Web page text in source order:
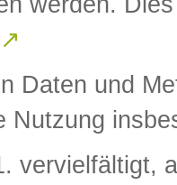
↗
Daten und
Nutzung
vervielfältigt,